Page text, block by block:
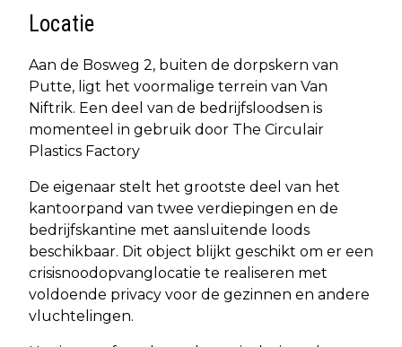
Locatie
Aan de Bosweg 2, buiten de dorpskern van
Putte, ligt het voormalige terrein van Van
Niftrik. Een deel van de bedrijfsloodsen is
momenteel in gebruik door The Circulair
Plastics Factory
De eigenaar stelt het grootste deel van het
kantoorpand van twee verdiepingen en de
bedrijfskantine met aansluitende loods
beschikbaar. Dit object blijkt geschikt om er een
crisisnoodopvanglocatie te realiseren met
voldoende privacy voor de gezinnen en andere
vluchtelingen.